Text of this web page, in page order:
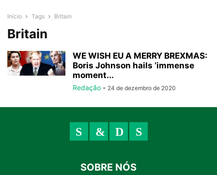
Início Tags Britain
Britain
WE WISH EU A MERRY BREXMAS:
Boris Johnson hails ‘immense
moment...
Redação - 24 de dezembro de 2020
SOBRE NÓS